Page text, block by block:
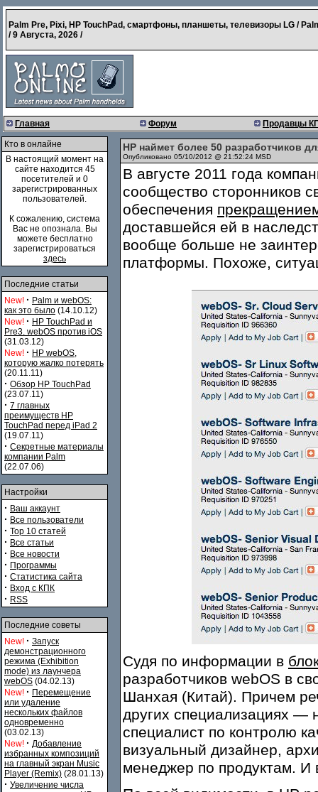
Palm Pre, Pixi, HP TouchPad, смартфоны, планшеты, телевизоры LG /
/9 Августа, 2026 /
Главная Форум Продавцы
Кто в онлайне
В настоящий момент на
сайте находится 45
посетителей и 0
зарегистрированных
пользователей.
К сожалению, система
Вас не опознала. Вы
можете бесплатно
зарегистрироваться
здесь
Последние статьи
New! · Palm и webOS:
как это было (14.10.12)
New! · HP TouchPad и
Pre3. webOS против iOS
(31.03.12)
New! · HP webOS,
которую жалко потерять
(20.11.11)
· Обзор HP TouchPad
(23.07.11)
· 7 главных
преимуществ HP
TouchPad перед iPad 2
(19.07.11)
· Секретные материалы
компании Palm
(22.07.06)
Настройки
· Ваш аккаунт
· Все пользователи
· Top 10 статей
· Все статьи
· Все новости
· Программы
· Статистика сайта
· Вход с КПК
· RSS
Последние советы
New! · Запуск
демонстрационного
режима (Exhibition
mode) из лаунчера
webOS (04.02.13)
New! · Перемещение
или удаление
нескольких файлов
одновременно
(03.02.13)
New! · Добавление
избранных композиций
на главный экран Music
Player (Remix) (28.01.13)
· Увеличение числа
HP наймет более 50 разработчиков
Опубликовано 05/10/2012 @ 21:52:24 MSD
В августе 2011 года
сообщество сторонников
обеспечения
доставшейся ей в
вообще больше не
платформы. Похоже,
Судя по информации в
разработчиков webOS в
Шанхая (Китай). Причем
других специализациях —
специалист по контролю
визуальный дизайнер,
менеджер по продуктам. И